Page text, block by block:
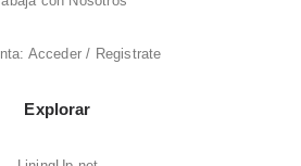
Acceder / Registrate
Explorar